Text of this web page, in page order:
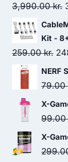
3,990.00kr.
Kit -
259.00kr.
NERF
79.00
X-
99.00
X-